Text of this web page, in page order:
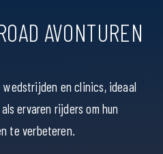
AVONTUREN
wedstrijden en clinics, ideaal
ervaren rijders om hun
te verbeteren.